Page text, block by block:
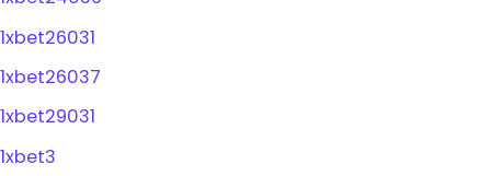
1xbet26031
1xbet26037
1xbet29031
1xbet3